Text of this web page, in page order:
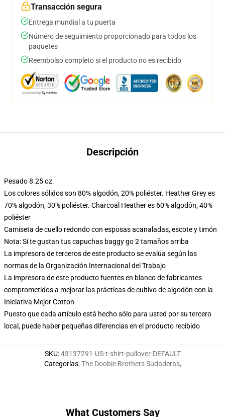
Transacción segura
Entrega mundial a tu puerta
Número de seguimiento proporcionado para todos los
paquetes
Reembolso completo si el producto no es recibido
Descripción
Pesado 8.25 oz.
Los colores sólidos son 80% algodón, 20% poliéster. Heather Grey es
70% algodón, 30% poliéster. Charcoal Heather es 60% algodón, 40%
poliéster
Camiseta de cuello redondo con esposas acanaladas, escote y timón
Nota: Si te gustan tus capuchas baggy go 2 tamaños arriba
La impresora de terceros de este producto se evalúa según las
normas de la Organización Internacional del Trabajo
La impresora de este producto fuentes en blanco de fabricantes
comprometidos a mejorar las prácticas de cultivo de algodón con la
Iniciativa Mejor Cotton
Puesto que cada artículo está hecho sólo para usted por su tercero
local, puede haber pequeñas diferencias en el producto recibido
SKU:43137291-US-t-shirt-pullover-DEFAULT
Categorías:The Doobie Brothers Sudaderas,
What Customers Say